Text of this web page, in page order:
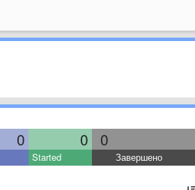
0 0 0
Started Завершено